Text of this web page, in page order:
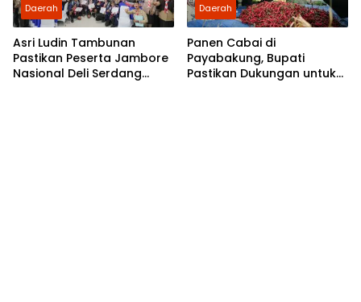
Daerah
Asri Ludin Tambunan
Pastikan Peserta Jambore
Nasional Deli Serdang
Daerah
Panen Cabai di
Payabakung, Bupati
Pastikan Dukungan untuk